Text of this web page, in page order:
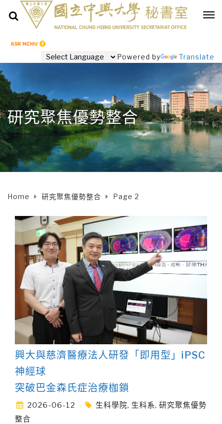
Powered by Translate
研究聚焦優勢整合
Home 研究聚焦優勢整合 Page 2
興大與慈濟醫療法人研發「即用型」iPSC
神經球
突破巴金森氏症治療枷鎖
2026-06-12 生科學院, 生科系, 研究聚焦優勢
整合